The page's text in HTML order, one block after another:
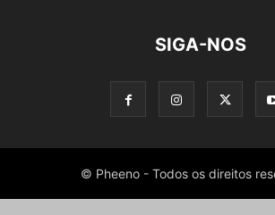
SIGA-NOS
© Pheeno - Todos os direitos